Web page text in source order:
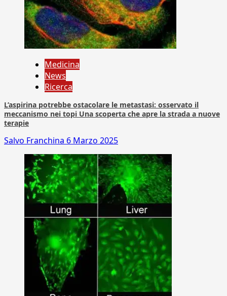
Medicina
News
Ricerca
L’aspirina potrebbe ostacolare le metastasi: osservato il
meccanismo nei topi Una scoperta che apre la strada a nuove
terapie
Salvo Franchina 6 Marzo 2025